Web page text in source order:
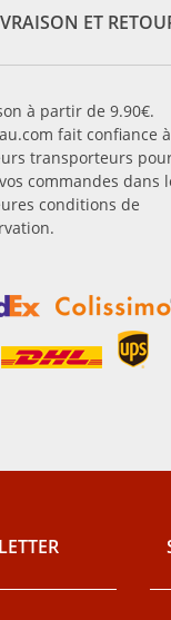
ET
à partir de 9.90€.
fait confiance à
transporteurs
commandes dans
conditions de